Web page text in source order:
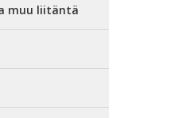
muu liitäntä